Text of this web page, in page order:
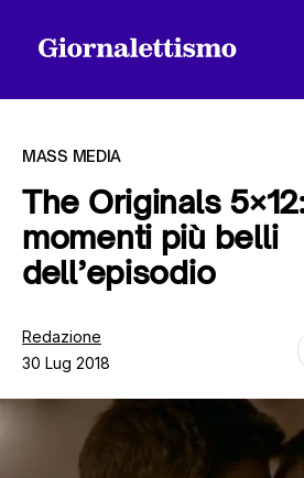
Tutti gli articoli
Chi siamo
Contatti
MASS MEDIA
The Originals
momenti più belli
dell’episodio
Redazione
30 Lug 2018